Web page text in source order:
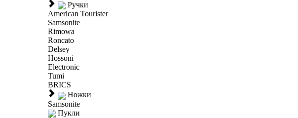
Ручки
American Tourister
Samsonite
Rimowa
Roncato
Delsey
Hossoni
Electronic
Tumi
BRICS
Ножки
Samsonite
Пукли